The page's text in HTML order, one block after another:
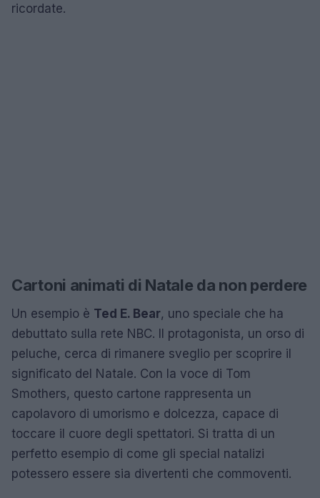
ricordate.
Cartoni animati di Natale da non perdere
Un esempio è Ted E. Bear, uno speciale che ha
debuttato sulla rete NBC. Il protagonista, un orso di
peluche, cerca di rimanere sveglio per scoprire il
significato del Natale. Con la voce di Tom
Smothers, questo cartone rappresenta un
capolavoro di umorismo e dolcezza, capace di
toccare il cuore degli spettatori. Si tratta di un
perfetto esempio di come gli special natalizi
potessero essere sia divertenti che commoventi.